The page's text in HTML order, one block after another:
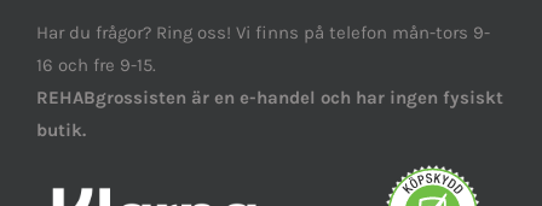
Har du frågor? Ring oss! Vi finns på telefon mån-tors 9-
16 och fre 9-15.
REHABgrossisten är en e-handel och har ingen fysiskt
butik.